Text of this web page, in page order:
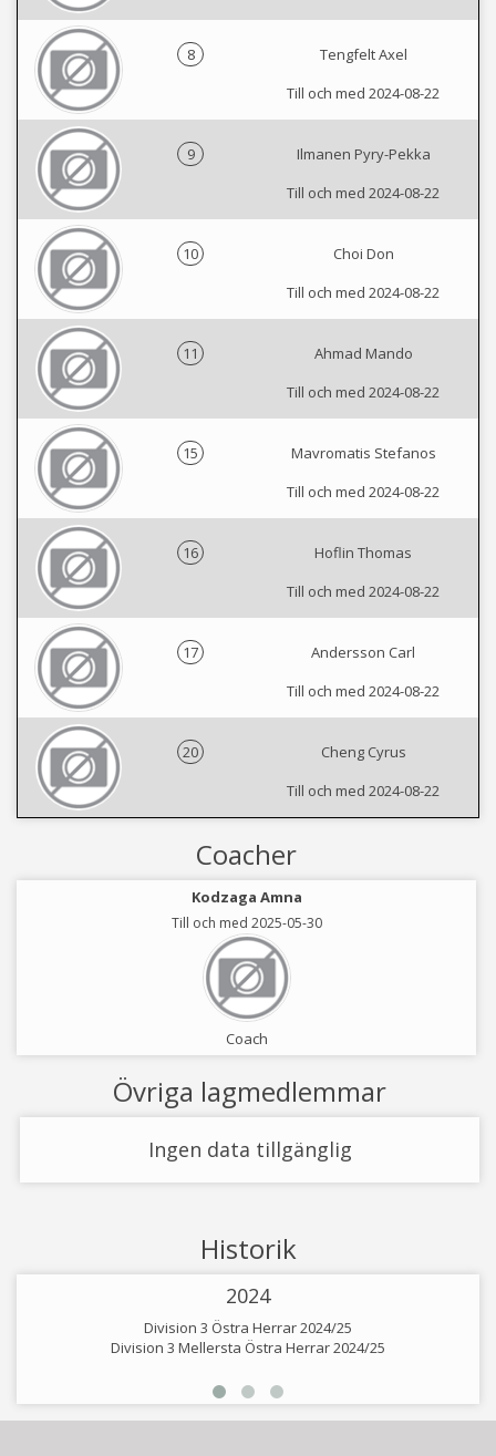
8
Tengfelt Axel
Till och med 2024-08-22
9
Ilmanen Pyry-Pekka
Till och med 2024-08-22
10
Choi Don
Till och med 2024-08-22
11
Ahmad Mando
Till och med 2024-08-22
15
Mavromatis Stefanos
Till och med 2024-08-22
16
Hoflin Thomas
Till och med 2024-08-22
17
Andersson Carl
Till och med 2024-08-22
20
Cheng Cyrus
Till och med 2024-08-22
Coacher
Kodzaga Amna
Till och med 2025-05-30
Coach
Övriga lagmedlemmar
Ingen data tillgänglig
Historik
2024
Division 3 Östra Herrar 2024/25
Division 3 Mellersta Östra Herrar 2024/25